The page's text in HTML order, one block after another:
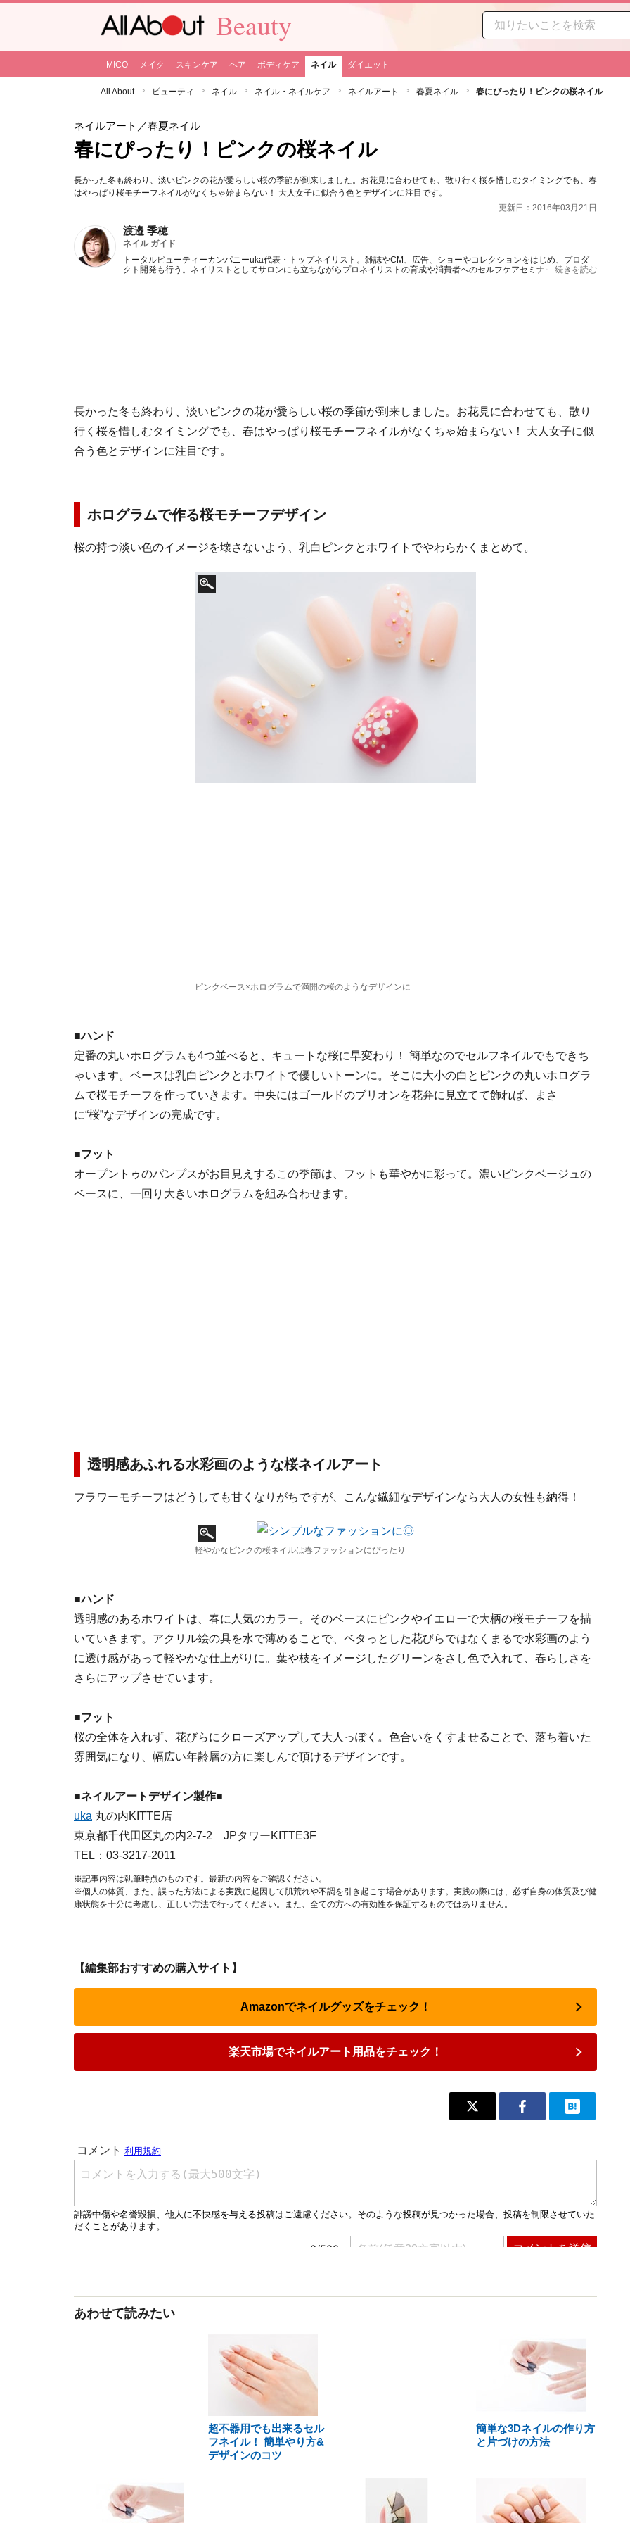
Beauty
MICO メイク スキンケア ヘア ボディケア ネイル ダイエット
All About ビューティ ネイル ネイル・ネイルケア ネイルアート 春夏ネイル 春にぴったり！ピンクの桜ネイル
ネイルアート ／春夏ネイル
春にぴったり！ピンクの桜ネイル
長かった冬も終わり、淡いピンクの花が愛らしい桜の季節が到来しました。お花見に合わせても、散り行く桜を惜しむタイミングでも、春
はやっぱり桜モチーフネイルがなくちゃ始まらない！ 大人女子に似合う色とデザインに注目です。
更新日：2016年03月21日
渡邉 季穂
ネイル ガイド
トータルビューティーカンパニーuka代表・トップネイリスト。雑誌やCM、広告、ショーやコレクションをはじめ、プロダ
クト開発も行う。ネイリストとしてサロンにも立ちながらプロネイリストの育成や消費者へのセルフケアセミナー等も実施。
経営者、アーティスト、講師と、様々なフィールドへと活動の場を広げている。
...続きを読む
長かった冬も終わり、淡いピンクの花が愛らしい桜の季節が到来しました。お花見に合わせても、散り
行く桜を惜しむタイミングでも、春はやっぱり桜モチーフネイルがなくちゃ始まらない！ 大人女子に似
合う色とデザインに注目です。
ホログラムで作る桜モチーフデザイン
桜の持つ淡い色のイメージを壊さないよう、乳白ピンクとホワイトでやわらかくまとめて。
ピンクベース×ホログラムで満開の桜のようなデザインに
■ハンド
定番の丸いホログラムも4つ並べると、キュートな桜に早変わり！ 簡単なのでセルフネイルでもできち
ゃいます。ベースは乳白ピンクとホワイトで優しいトーンに。そこに大小の白とピンクの丸いホログラ
ムで桜モチーフを作っていきます。中央にはゴールドのブリオンを花弁に見立てて飾れば、まさ
に“桜”なデザインの完成です。
■フット
オープントゥのパンプスがお目見えするこの季節は、フットも華やかに彩って。濃いピンクベージュの
ベースに、一回り大きいホログラムを組み合わせます。
透明感あふれる水彩画のような桜ネイルアート
フラワーモチーフはどうしても甘くなりがちですが、こんな繊細なデザインなら大人の女性も納得！
軽やかなピンクの桜ネイルは春ファッションにぴったり
■ハンド
透明感のあるホワイトは、春に人気のカラー。そのベースにピンクやイエローで大柄の桜モチーフを描
いていきます。アクリル絵の具を水で薄めることで、ベタっとした花びらではなくまるで水彩画のよう
に透け感があって軽やかな仕上がりに。葉や枝をイメージしたグリーンをさし色で入れて、春らしさを
さらにアップさせています。
■フット
桜の全体を入れず、花びらにクローズアップして大人っぽく。色合いをくすませることで、落ち着いた
雰囲気になり、幅広い年齢層の方に楽しんで頂けるデザインです。
■ネイルアートデザイン製作■
uka 丸の内KITTE店
東京都千代田区丸の内2-7-2 JPタワーKITTE3F
TEL：03-3217-2011
※記事内容は執筆時点のものです。最新の内容をご確認ください。
※個人の体質、また、誤った方法による実践に起因して肌荒れや不調を引き起こす場合があります。実践の際には、必ず自身の体質及び健
康状態を十分に考慮し、正しい方法で行ってください。また、全ての方への有効性を保証するものではありません。
【編集部おすすめの購入サイト】
Amazonでネイルグッズをチェック！
楽天市場でネイルアート用品をチェック！
あわせて読みたい
超不器用でも出来るセル
フネイル！ 簡単やり方&
デザインのコツ
簡単な3Dネイルの作り方
と片づけの方法